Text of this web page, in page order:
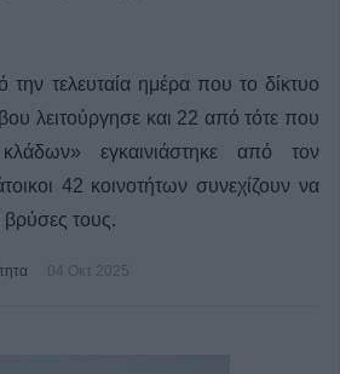
τελευταία ημέρα που το δίκτυο
λειτούργησε και 22 από τότε που
εγκαινιάστηκε από τον
42 κοινοτήτων συνεχίζουν να
βρύσες τους.
04 Οκτ 2025